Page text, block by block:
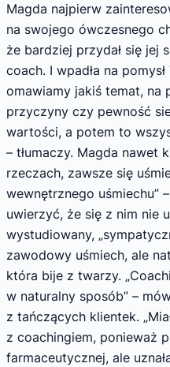
Magda najpierw
na swojego ówczesnego
że bardziej przydał się jej
coach. I wpadła na
omawiamy jakiś temat, na
przyczyny czy pewność
wartości, a potem to
– tłumaczy. Magda nawet
rzeczach, zawsze się
wewnętrznego uśmiechu”
uwierzyć, że się z nim nie
wystudiowany,
zawodowy uśmiech, ale
która bije z twarzy.
w naturalny sposób” –
z tańczących klientek.
z coachingiem, ponieważ
farmaceutycznej, ale